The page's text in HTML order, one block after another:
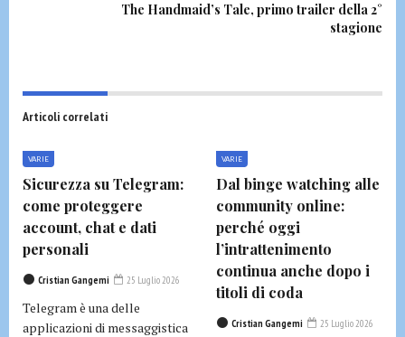
The Handmaid’s Tale, primo trailer della 2°
stagione
Articoli correlati
VARIE
Sicurezza su Telegram:
come proteggere
account, chat e dati
personali
Cristian Gangemi 25 Luglio 2026
Telegram è una delle
applicazioni di messaggistica
VARIE
Dal binge watching alle
community online:
perché oggi
l’intrattenimento
continua anche dopo i
titoli di coda
Cristian Gangemi 25 Luglio 2026